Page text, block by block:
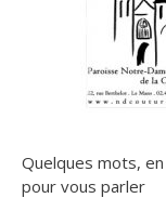
Quelques mots,
pour vous parler